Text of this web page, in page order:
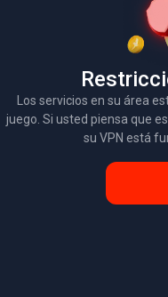
Los servicios en su área
juego. Si usted piensa que
su VPN está